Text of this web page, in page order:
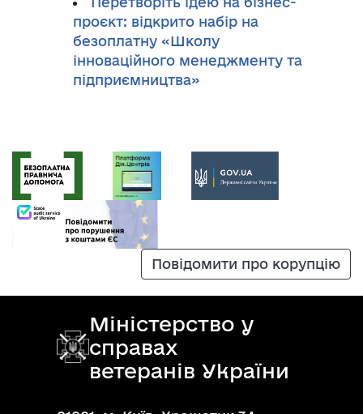
проєкт: відкрито набір на
безоплатну «Школу
інноваційного менеджменту та
підприємництва»
Повідомити про корупцію
Міністерство у
справах
ветеранів України